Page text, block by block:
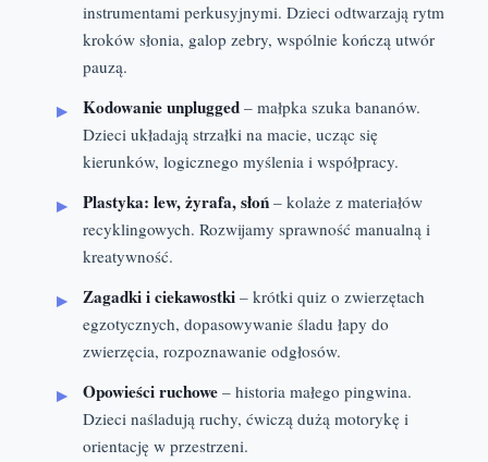
instrumentami perkusyjnymi. Dzieci odtwarzają rytm
kroków słonia, galop zebry, wspólnie kończą utwór
pauzą.
Kodowanie unplugged – małpka szuka bananów.
Dzieci układają strzałki na macie, ucząc się
kierunków, logicznego myślenia i współpracy.
Plastyka: lew, żyrafa, słoń – kolaże z materiałów
recyklingowych. Rozwijamy sprawność manualną i
kreatywność.
Zagadki i ciekawostki – krótki quiz o zwierzętach
egzotycznych, dopasowywanie śladu łapy do
zwierzęcia, rozpoznawanie odgłosów.
Opowieści ruchowe – historia małego pingwina.
Dzieci naśladują ruchy, ćwiczą dużą motorykę i
orientację w przestrzeni.